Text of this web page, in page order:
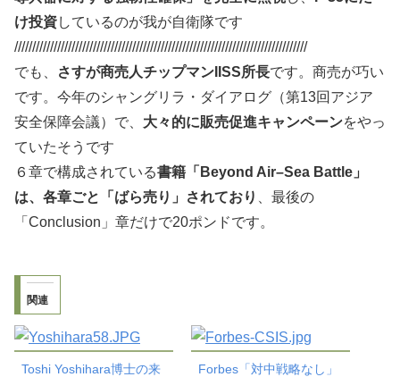
け投資しているのが我が自衛隊です
//////////////////////////////////////////////////////////////////////////////////
でも、
さすが商売人チップマンIISS所長です。商売が巧い
です。今年のシャングリラ・ダイアログ（第13回アジア
安全保障会議）で、 大々的に販売促進キャンペーンをやっ
ていたそうです
６章で構成されている書籍「Beyond Air–Sea Battle」
は、各章ごと「ばら売り」されており
、最後の
「Conclusion」章だけで20ポンドです。
関連
Toshi Yoshihara博士の来
Forbes「対中戦略なし」